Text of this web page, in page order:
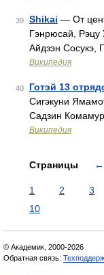
39 Shikai — От
Гэнрюсай, Рэцу
Айдзэн Сосукэ,
Википедия
40 Готэй 13
Сигэкуни
Садзин
Википедия
Страницы ←
1 2 3
10
© Академик, 2000-2026
Обратная связь: